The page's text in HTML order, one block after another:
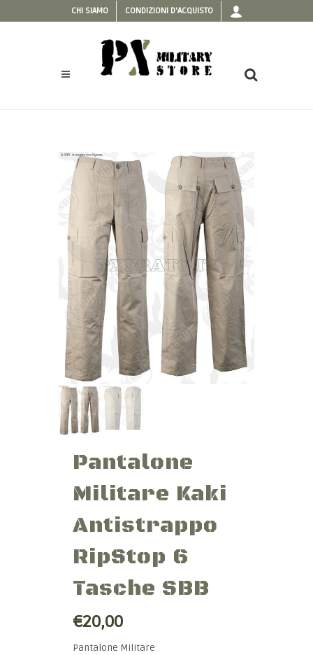
CHI SIAMO CONDIZIONI D'ACQUISTO
Pantalone
Militare Kaki
Antistrappo
RipStop 6
Tasche SBB
€20,00
Pantalone Militare